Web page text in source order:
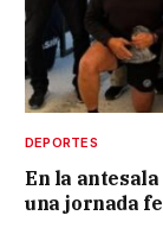
DEPORTES
En la
una jornada